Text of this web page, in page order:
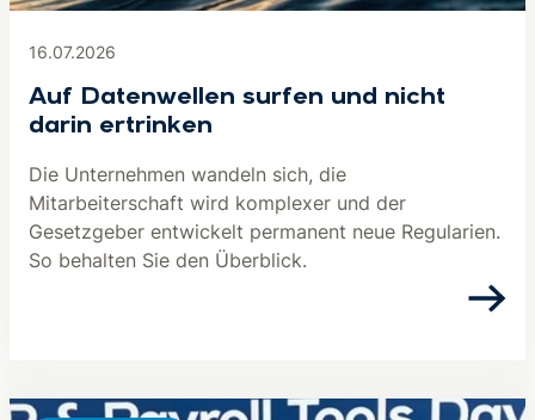
16.07.2026
Auf Datenwellen surfen und nicht
darin ertrinken
Die Unternehmen wandeln sich, die
Mitarbeiterschaft wird komplexer und der
Gesetzgeber entwickelt permanent neue Regularien.
So behalten Sie den Überblick.